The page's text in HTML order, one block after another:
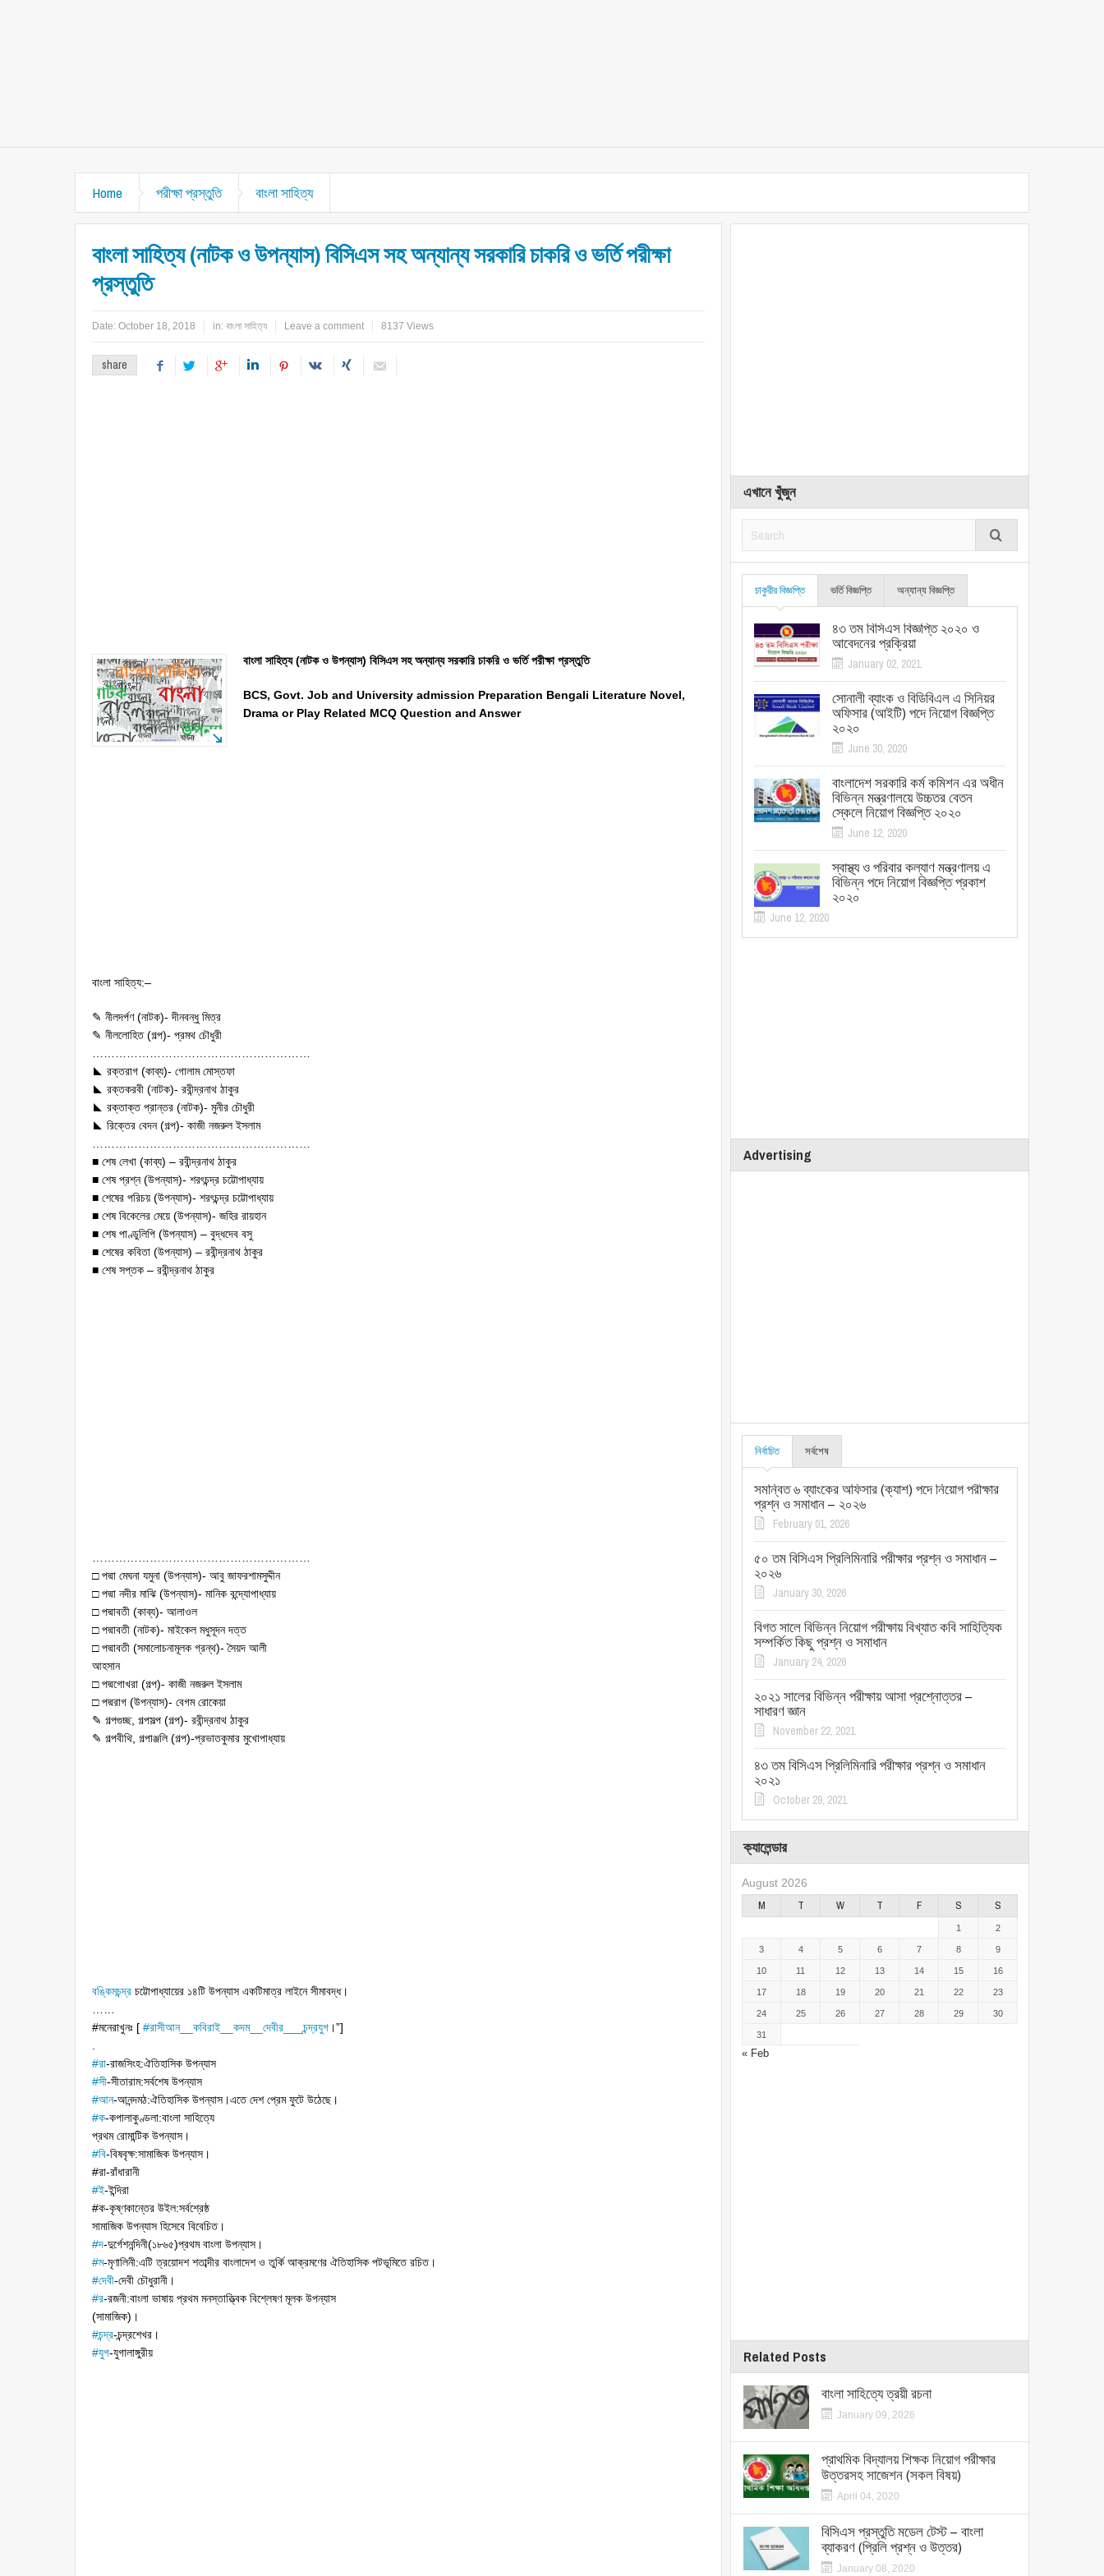
Home পরীক্ষা প্রস্তুতি বাংলা সাহিত্য
বাংলা সাহিত্য (নাটক ও উপন্যাস) বিসিএস সহ অন্যান্য সরকারি চাকরি ও ভর্তি পরীক্ষা
প্রস্তুতি
Date: October 18, 2018 in: বাংলা সাহিত্য Leave a comment 8137 Views
share
বাংলা সাহিত্য (নাটক ও উপন্যাস) বিসিএস সহ অন্যান্য সরকারি চাকরি ও ভর্তি পরীক্ষা প্রস্তুতি
BCS, Govt. Job and University admission Preparation Bengali Literature Novel,
Drama or Play Related MCQ Question and Answer
বাংলা সাহিত্য:–
✎ নীলদর্পণ (নাটক)- দীনবন্ধু মিত্র
✎ নীললোহিত (গল্প)- প্রমথ চৌধুরী
◣ রক্তরাগ (কাব্য)- গোলাম মোস্তফা
◣ রক্তকরবী (নাটক)- রবীন্দ্রনাথ ঠাকুর
◣ রক্তাক্ত প্রান্তর (নাটক)- মুনীর চৌধুরী
◣ রিক্তের বেদন (গল্প)- কাজী নজরুল ইসলাম
■ শেষ লেখা (কাব্য) – রবীন্দ্রনাথ ঠাকুর
■ শেষ প্রশ্ন (উপন্যাস)- শরৎচন্দ্র চট্টোপাধ্যায়
■ শেষের পরিচয় (উপন্যাস)- শরৎচন্দ্র চট্টোপাধ্যায়
■ শেষ বিকেলের মেয়ে (উপন্যাস)- জহির রায়হান
■ শেষ পাণ্ডুলিপি (উপন্যাস) – বুদ্ধদেব বসু
■ শেষের কবিতা (উপন্যাস) – রবীন্দ্রনাথ ঠাকুর
■ শেষ সপ্তক – রবীন্দ্রনাথ ঠাকুর
□ পদ্মা মেঘনা যমুনা (উপন্যাস)- আবু জাফরশামসুদ্দীন
□ পদ্মা নদীর মাঝি (উপন্যাস)- মানিক বন্দ্যোপাধ্যায়
□ পদ্মাবতী (কাব্য)- আলাওল
□ পদ্মাবতী (নাটক)- মাইকেল মধুসূদন দত্ত
□ পদ্মাবতী (সমালোচনামূলক গ্রন্থ)- সৈয়দ আলী
আহসান
□ পদ্মগোখরা (গল্প)- কাজী নজরুল ইসলাম
□ পদ্মরাগ (উপন্যাস)- বেগম রোকেয়া
✎ গল্পগুচ্ছ, গল্পসল্প (গল্প)- রবীন্দ্রনাথ ঠাকুর
✎ গল্পবীথি, গল্পাঞ্জলি (গল্প)-প্রভাতকুমার মুখোপাধ্যায়
বঙ্কিমচন্দ্র চট্টোপাধ্যায়ের ১৪টি উপন্যাস একটিমাত্র লাইনে সীমাবদ্ধ।
#মনেরাখুনঃ [ #রাসীআন__কবিরাই__কদম__দেবীর___চন্দ্রযুগ ।”]
#রা-রাজসিংহ:ঐতিহাসিক উপন্যাস
#সী-সীতারাম:সর্বশেষ উপন্যাস
#আন-আনন্দমঠ:ঐতিহাসিক উপন্যাস।এতে দেশ প্রেম ফুটে উঠেছে।
#ক-কপালাকুণ্ডলা:বাংলা সাহিত্যে
প্রথম রোমান্টিক উপন্যাস।
#বি-বিষবৃক্ষ:সামাজিক উপন্যাস।
#রা-রাঁধারানী
#ই-ইন্দিরা
#ক-কৃষ্ণকান্তের উইল:সর্বশ্রেষ্ঠ
সামাজিক উপন্যাস হিসেবে বিবেচিত।
#দ-দুর্গেশনন্দিনী(১৮৬৫)প্রথম বাংলা উপন্যাস।
#ম-মৃণালিনী:এটি ত্রয়োদশ শতাব্দীর বাংলাদেশ ও তুর্কি আক্রমণের ঐতিহাসিক পটভূমিতে রচিত।
#দেবী-দেবী চৌধুরানী।
#র-রজনী:বাংলা ভাষায় প্রথম মনস্তাত্ত্বিক বিশ্লেষণ মূলক উপন্যাস
(সামাজিক)।
#চন্দ্র-চন্দ্রশেখর।
#যুগ-যুগালাঙ্গুরীয়
এখানে খুঁজুন
চাকুরীর বিজ্ঞপ্তি ভর্তি বিজ্ঞপ্তি অন্যান্য বিজ্ঞপ্তি
৪৩ তম বিসিএস বিজ্ঞপ্তি ২০২০ ও
আবেদনের প্রক্রিয়া
January 02, 2021
সোনালী ব্যাংক ও বিডিবিএল এ সিনিয়র
অফিসার (আইটি) পদে নিয়োগ বিজ্ঞপ্তি
২০২০
June 30, 2020
বাংলাদেশ সরকারি কর্ম কমিশন এর অধীন
বিভিন্ন মন্ত্রণালয়ে উচ্চতর বেতন
স্কেলে নিয়োগ বিজ্ঞপ্তি ২০২০
June 12, 2020
স্বাস্থ্য ও পরিবার কল্যাণ মন্ত্রণালয় এ
বিভিন্ন পদে নিয়োগ বিজ্ঞপ্তি প্রকাশ
২০২০
June 12, 2020
Advertising
নির্বাচিত সর্বশেষ
সমন্বিত ৬ ব্যাংকের অফিসার (ক্যাশ) পদে নিয়োগ পরীক্ষার
প্রশ্ন ও সমাধান – ২০২৬
February 01, 2026
৫০ তম বিসিএস প্রিলিমিনারি পরীক্ষার প্রশ্ন ও সমাধান –
২০২৬
January 30, 2026
বিগত সালে বিভিন্ন নিয়োগ পরীক্ষায় বিখ্যাত কবি সাহিত্যিক
সম্পর্কিত কিছু প্রশ্ন ও সমাধান
January 24, 2026
২০২১ সালের বিভিন্ন পরীক্ষায় আসা প্রশ্নোত্তর –
সাধারণ জ্ঞান
November 22, 2021
৪৩ তম বিসিএস প্রিলিমিনারি পরীক্ষার প্রশ্ন ও সমাধান
২০২১
October 29, 2021
ক্যালেন্ডার
August 2026
M T W T F S S
« Feb
1 2
3 4 5 6 7 8 9
10 11 12 13 14 15 16
17 18 19 20 21 22 23
24 25 26 27 28 29 30
31
Related Posts
বাংলা সাহিত্যে ত্রয়ী রচনা
January 09, 2026
প্রাথমিক বিদ্যালয় শিক্ষক নিয়োগ পরীক্ষার
উত্তরসহ সাজেশন (সকল বিষয়)
April 04, 2020
বিসিএস প্রস্তুতি মডেল টেস্ট – বাংলা
ব্যাকরণ (প্রিলি প্রশ্ন ও উত্তর)
January 08, 2020